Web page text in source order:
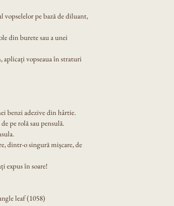
pe bază de diluant,
din burete sau a unei
aplicați vopseaua în straturi
benzi adezive din hârtie.
pe rolă sau pensulă.
dintr-o singură mișcare, de
expus în soare!
leaf (1058)